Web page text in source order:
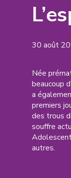
Posted
View
on
30 août
Née
beaucoup
a
premiers
des trous
souffre
autres.